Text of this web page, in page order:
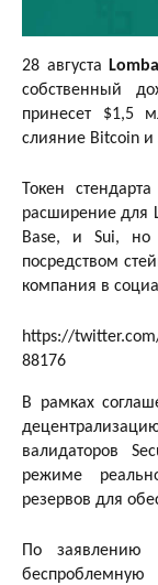
28 августа
собственный
принесет $1,5
слияние Bitcoin и
Токен
расширение для
Base, и Sui, но
посредством
компания в
https://
88176
В рамках
валидаторов
режиме
резервов для
По заявлению